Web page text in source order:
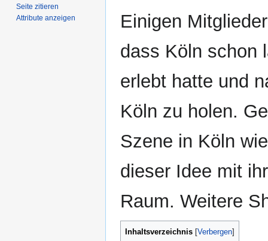
Einigen
dass Köln schon
erlebt hatte und
Köln zu holen.
Szene in Köln
dieser Idee mit
Raum. Weitere
Inhaltsverzeichnis
Seite zitieren
Attribute anzeigen